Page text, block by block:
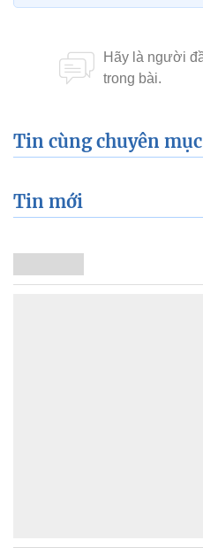
Tin cùng chuyên mục
Tin mới